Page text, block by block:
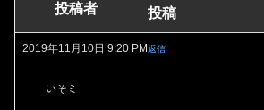
投稿者 投稿
2019年11月10日 9:20 PM返信
いそミ